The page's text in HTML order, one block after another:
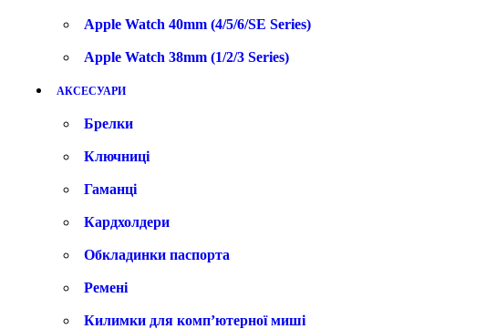
Apple Watch 40mm (4/5/6/SE Series)
Apple Watch 38mm (1/2/3 Series)
АКСЕСУАРИ
Брелки
Ключниці
Гаманці
Кардхолдери
Обкладинки паспорта
Ремені
Килимки для комп’ютерної миші